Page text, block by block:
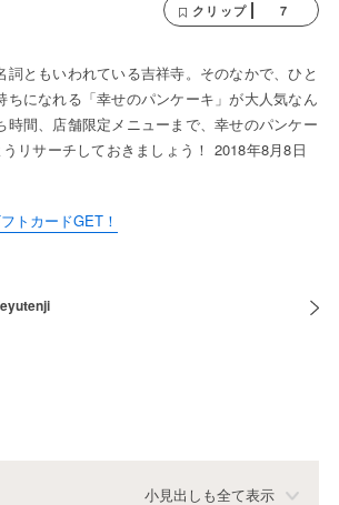
クリップ 7
詞ともいわれている吉祥寺。そのなかで、ひと
ちになれる「幸せのパンケーキ」が大人気なん
時間、店舗限定メニューまで、幸せのパンケー
リサーチしておきましょう！ 2018年8月8日
トカードGET！
小見出しも全て表示